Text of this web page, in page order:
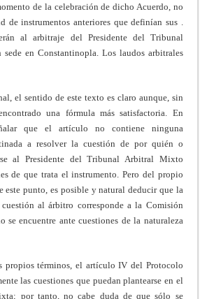
de la celebración de dicho Acuerdo, no
de instrumentos anteriores que definían sus .
al arbitraje del Presidente del Tribunal
en Constantinopla. Los laudos arbitrales
el sentido de este texto es claro aunque, sin
una fórmula más satisfactoria. En
que el artículo no contiene ninguna
a resolver la cuestión de por quién o
al Presidente del Tribunal Arbitral Mixto
de que trata el instrumento. Pero del propio
este punto, es posible y natural deducir que la
al árbitro corresponde a la Comisión
se encuentre ante cuestiones de la naturaleza
propios términos, el artículo IV del Protocolo
las cuestiones que puedan plantearse en el
por tanto, no cabe duda de que sólo se